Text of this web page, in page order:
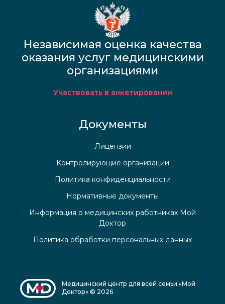
Независимая оценка качества
оказания услуг медицинскими
организациями
Участвовать в анкетировании
Документы
Лицензии
Контролирующие организации
Политика конфиденциальности
Нормативные документы
Информация о медицинских работниках Мой
Доктор
Политика обработки персональных данных
Медицинский центр для всей семьи «Мой
Доктор» © 2026